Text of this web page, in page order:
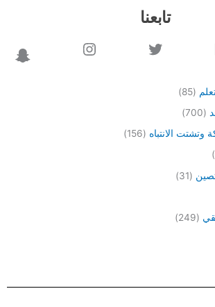
تابعنا
(85)
(700)
الانتباه (156)
(31)
(249)